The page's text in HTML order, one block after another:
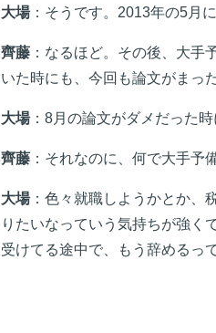
大場：そうです。2013年の5月
齊藤 ：なるほど。その後、大
いた時にも、今回も論文がまっ
大場：8月の論文がダメだった
齊藤 ：それなのに、何で大手予
大場：色々就職しようかとか、
りたいなっていう気持ちが強く
受けてる途中で、もう辞めるっ